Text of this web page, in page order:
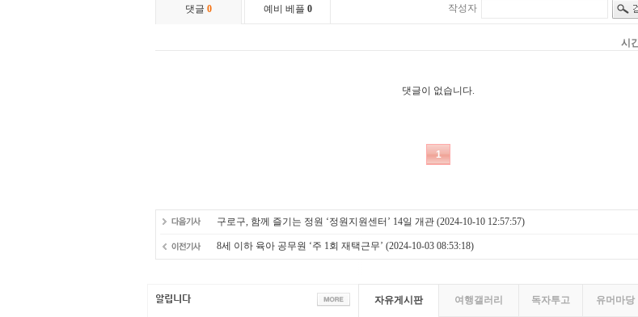
구로구, 함께 즐기는 정원 ‘정원지원센터’ 14일 개관 (2024-10-10 12:57:57)
8세 이하 육아 공무원 ‘주 1회 재택근무’ (2024-10-03 08:53:18)
자유게시판 여행갤러리 독자투고 유머마당